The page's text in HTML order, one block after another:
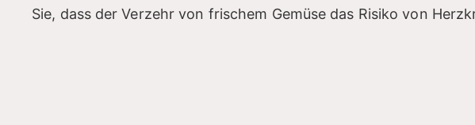
Sie, dass der Verzehr von frischem Gemüse das Risiko von